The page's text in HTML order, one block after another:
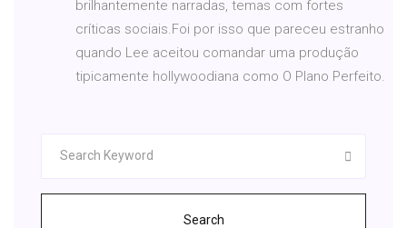
brilhantemente narradas, temas com fortes
críticas sociais.Foi por isso que pareceu estranho
quando Lee aceitou comandar uma produção
tipicamente hollywoodiana como O Plano Perfeito.
Search